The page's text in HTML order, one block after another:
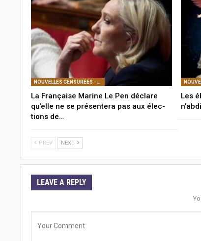
NOUVELLES CENSURÉES - POLITIQUE
La Française Marine Le Pen déclare
qu’elle ne se présentera pas aux élec-
tions de…
Les
PREV NEXT
LEAVE A REPLY